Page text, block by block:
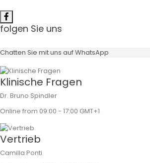
folgen Sie uns
Chatten Sie mit uns auf WhatsApp
Klinische Fragen
Dr. Bruno Spindler
Online from 09:00 - 17:00 GMT+1
Vertrieb
Camilla Ponti